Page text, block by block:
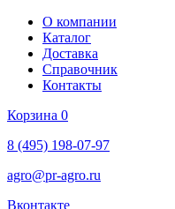
О компании
Каталог
Доставка
Справочник
Контакты
Корзина 0
8 (495) 198-07-97
agro@pr-agro.ru
Вконтакте